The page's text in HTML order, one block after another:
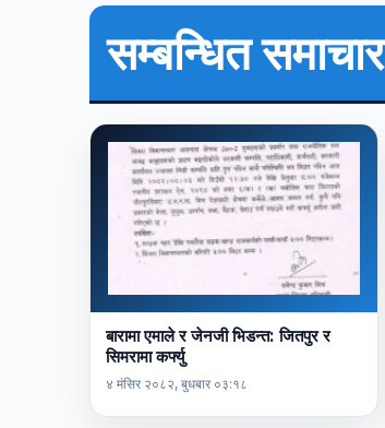
सम्बन्धित समाचार
बारामा एमाले र जेनजी भिडन्त: जितपुर र
सिमरामा कर्फ्यु
४ मंसिर २०८२, बुधबार ०३:१८